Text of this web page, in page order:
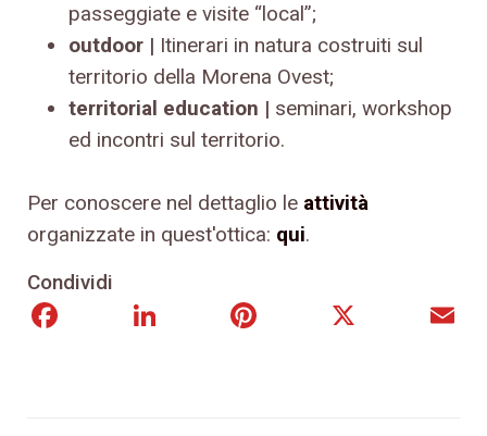
passeggiate e visite “local”;
outdoor | Itinerari in natura costruiti sul
territorio della Morena Ovest;
territorial education | seminari, workshop
ed incontri sul territorio.
Per conoscere nel dettaglio le attività
organizzate in quest'ottica: qui.
Condividi
FacebookLinkedIn Pinterest